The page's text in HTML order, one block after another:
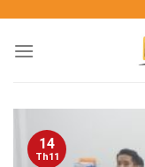
14
Th11